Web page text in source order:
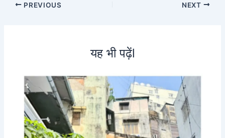
PREVIOUS NEXT
यह भी पढ़ेंl